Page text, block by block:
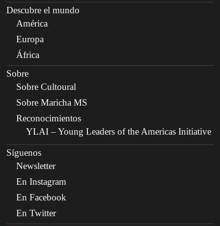
Descubre el mundo
América
Europa
África
Sobre
Sobre Cultoural
Sobre Maricha MS
Reconocimientos
YLAI – Young Leaders of the Americas Initiative
Síguenos
Newsletter
En Instagram
En Facebook
En Twitter